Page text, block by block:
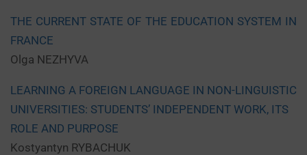
THE CURRENT STATE OF THE EDUCATION SYSTEM IN
FRANCE
Olga NEZHYVA
LEARNING A FOREIGN LANGUAGE IN NON-LINGUISTIC
UNIVERSITIES: STUDENTS’ INDEPENDENT WORK, ITS
ROLE AND PURPOSE
Kostyantyn RYBACHUK